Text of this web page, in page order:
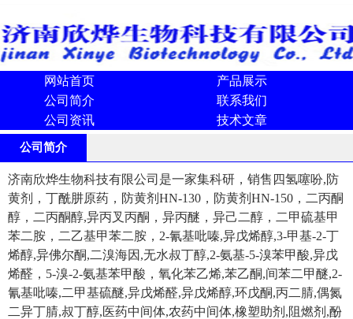
网站首页
产品展示
公司简介
联系我们
公司资讯
技术文章
公司简介
济南欣烨生物科技有限公司是一家集科研，销售四氢噻吩,防
黄剂，丁酰肼原药，防黄剂HN-130，防黄剂HN-150，二丙酮
醇，二丙酮醇,异丙叉丙酮，异丙醚，异己二醇，二甲硫基甲
苯二胺，二乙基甲苯二胺，2-氰基吡嗪,异戊烯醇,3-甲基-2-丁
烯醇,异佛尔酮,二溴海因,无水叔丁醇,2-氨基-5-溴苯甲酸,异戊
烯醛，5-溴-2-氨基苯甲酸，氧化苯乙烯,苯乙酮,间苯二甲醚,2-
氰基吡嗪,二甲基硫醚,异戊烯醛,异戊烯醇,环戊酮,丙二腈,偶氮
二异丁腈,叔丁醇,医药中间体,农药中间体,橡塑助剂,阻燃剂,酚